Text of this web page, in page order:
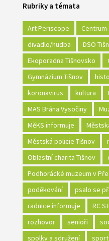
Rubriky a témata
Art Periscope
Centrum
divadlo/hudba
DSO
Ekoporadna Tišnovsko
Gymnázium Tišnov
koronavirus
kultura
MAS Brána Vysočiny
MěKS informuje
Městská policie Tišnov
Oblastní charita Tišnov
Podhorácké muzeum v
poděkování
psalo se
radnice informuje
RC
rozhovor
senioři
spolky a sdružení
sport